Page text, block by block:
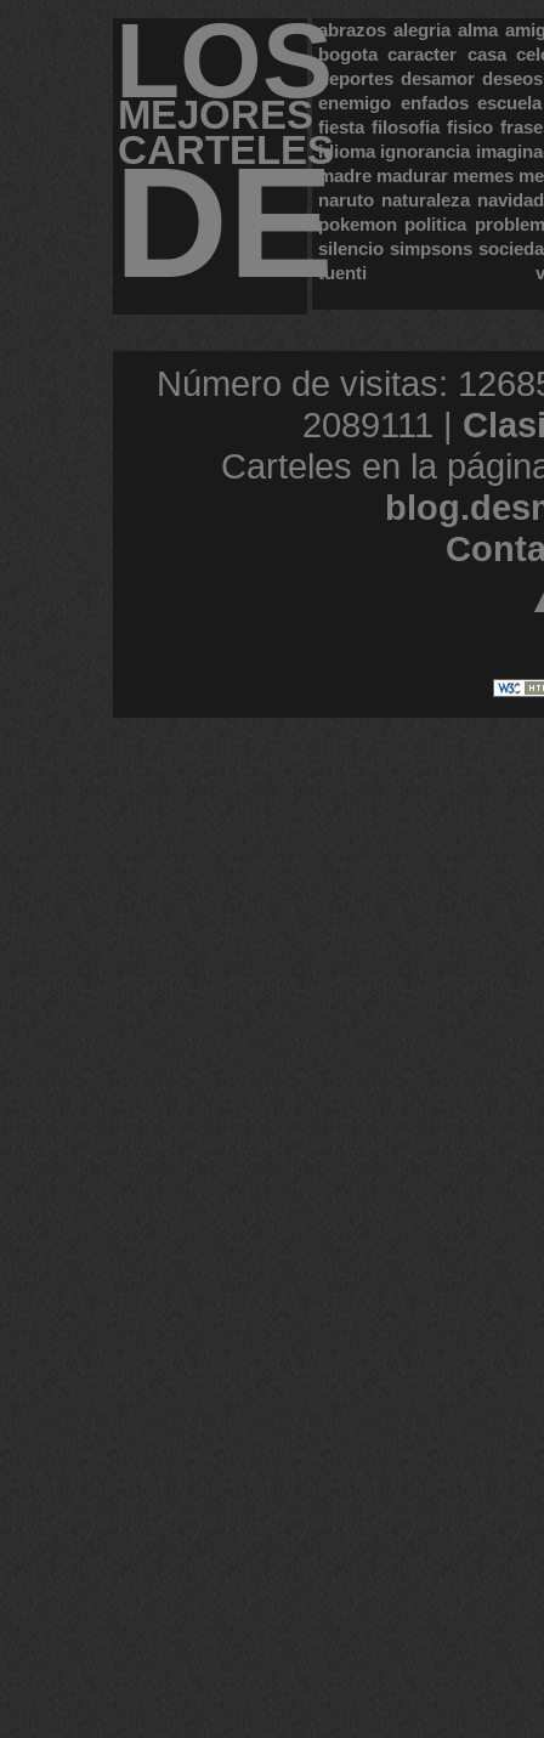
LOS
MEJORES
CARTELES
DE
abrazos alegria alma
bogota caracter casa
deportes desamor deseos
enemigo enfados escuela
fiesta filosofia fisico
idioma ignorancia
madre madurar memes
naruto naturaleza navidad
pokemon politica
silencio simpsons
tuenti
Número de visitas:
2089111 |
Carteles en la